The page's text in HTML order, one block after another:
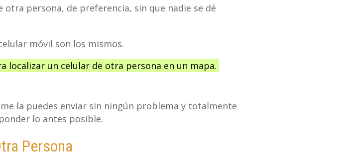
persona, de preferencia, sin que nadie se dé
móvil son los mismos.
localizar un celular de otra persona en un mapa.
la puedes enviar sin ningún problema y totalmente
lo antes posible.
Persona